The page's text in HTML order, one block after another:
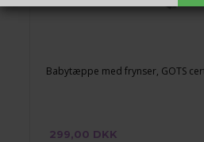
Babytæppe med frynser, GOTS
299,00 DKK